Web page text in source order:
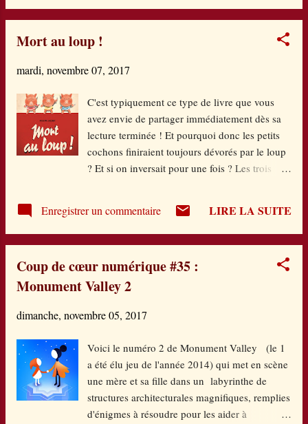
alors son meilleur enquêteur sur place, Publius,
alors une bien macabre découverte : le bateau
son bord gisent des cadavres morts de la
cou, ils portent un collier en forme de trident.
De retour à Rome, les événements tragiques
vont se succéder et les soupçons se confirment
: il s'agit bien d'un complot avec tout ce que ce
mot implique d'assassinats, de trahisons, de
participe beaucoup de son rythme : des ...
Mort au loup !
mardi, novembre 07, 2017
C'est typiquement ce type de livre que vous
avez envie de partager immédiatement dès sa
lecture terminée ! Et pourquoi donc les petits
cochons finiraient toujours dévorés par le loup
? Et si on inversait pour une fois ? Les trois
inculquer les rudiments d'un plan de bataille
avec les moyens qui vont avec. Sauf que ces
bombardier ? De L'argent ? ) mais surtout de
jugeote. Déjà, à ce niveau-là de l'histoire, on
plan le plus simple est adopté. Un cochon va
deux autres seront déjà à l'intérieur. Un plan
qui a déjà fait ses preuves non ? Sauf que nos
trois compères tombent sur un loup plutôt pour
la paix entre les espèces et en l'occurrence
entre cochons et loups. Et ça parlemente
Enregistrer un commentaire LIRE LA SUITE
Coup de cœur numérique #35 :
Monument Valley 2
dimanche, novembre 05, 2017
Voici le numéro 2 de Monument Valley (le 1
a été élu jeu de l'année 2014) qui met en scène
une mère et sa fille dans un labyrinthe de
structures architecturales magnifiques, remplies
d'énigmes à résoudre pour les aider à